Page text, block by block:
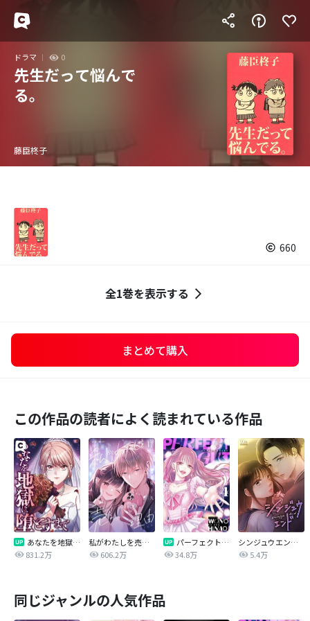
ドラマ 0
先生だって悩んで
る。
藤臣柊子
660
全1巻を表示する
まとめて購入
この作品の読者によく読まれている作品
あなたを地獄に堕とすまで
831.2万
私がわたしを売る理由
606.2万
パーフェクトグリッター
34.8万
シンジュウエンド【タテヨミ】
5.4万
同じジャンルの人気作品